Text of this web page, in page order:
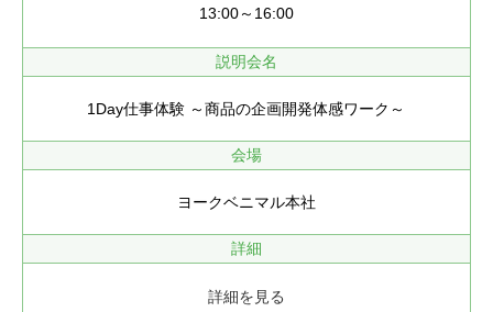
13:00～16:00
説明会名
1Day仕事体験 ～商品の企画開発体感ワーク～
会場
ヨークベニマル本社
詳細
詳細を見る